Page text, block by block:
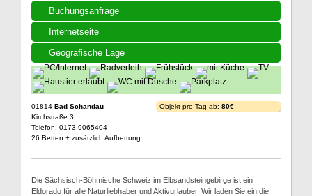
Buchungsanfrage
Internetseite
Geografische Lage
01814 Bad Schandau
Kirchstraße 3
Telefon: 0173 9065404
26 Betten + zusätzlich Aufbettung
Objekt pro Tag ab: 80€
Die Sächsisch-Böhmische Schweiz im Elbsandsteingebirge ist ein
Eldorado für alle Naturliebhaber und Aktivurlauber. Wir laden Sie ein die